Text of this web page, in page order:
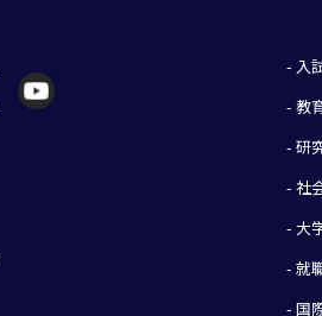
- 入
- 教
- 研
- 社
- 大
- 就
- 国